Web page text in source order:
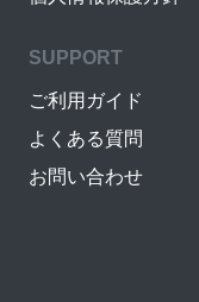
SUPPORT
ご利用ガイド
よくある質問
お問い合わせ